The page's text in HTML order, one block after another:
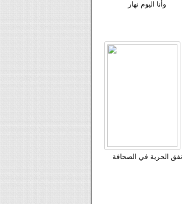
وأنا اليوم نهار
نفق الحرية في الصحافة